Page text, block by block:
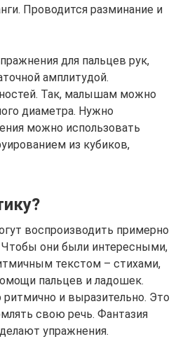
Проводится разминание и
для пальцев рук,
амплитудой.
Так, малышам можно
диаметра. Нужно
можно использовать
из кубиков,
воспроизводить примерно
Чтобы они были интересными,
текстом – стихами,
пальцев и ладошек.
и выразительно. Это
свою речь. Фантазия
упражнения.